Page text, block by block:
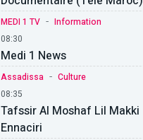
MEDI 1 TV - Information
08:30
Medi 1 News
Assadissa - Culture
08:35
Tafssir Al Moshaf Lil Makki
Ennaciri